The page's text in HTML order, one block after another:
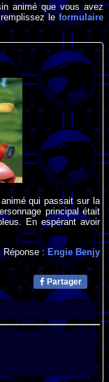
animé que vous avez
remplissez leformulaire
qui passait sur la
principal était
En espérant avoir
Réponse : Engie Benjy
Partager